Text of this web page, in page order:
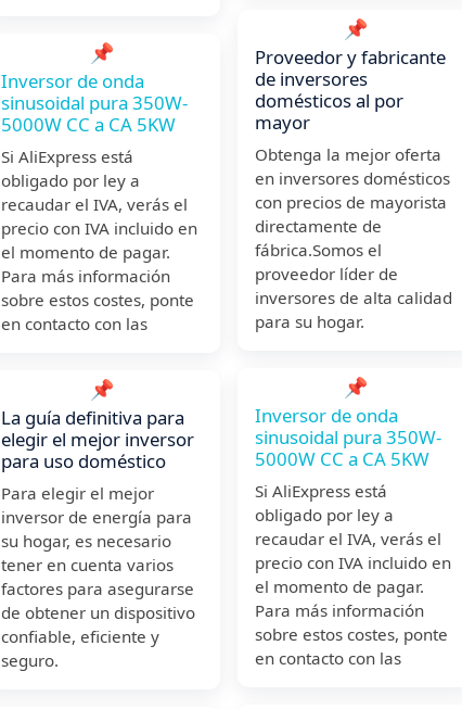
📌
Inversor de onda
sinusoidal pura 350W-
5000W CC a CA 5KW
Si AliExpress está
obligado por ley a
recaudar el IVA, verás el
precio con IVA incluido en
el momento de pagar.
Para más información
sobre estos costes, ponte
en contacto con las
📌
La guía definitiva para
elegir el mejor inversor
para uso doméstico
Para elegir el mejor
inversor de energía para
su hogar, es necesario
tener en cuenta varios
factores para asegurarse
de obtener un dispositivo
confiable, eficiente y
seguro.
📌
Proveedor y fabricante
de inversores
domésticos al por
mayor
Obtenga la mejor oferta
en inversores domésticos
con precios de mayorista
directamente de
fábrica.Somos el
proveedor líder de
inversores de alta calidad
para su hogar.
📌
Inversor de onda
sinusoidal pura 350W-
5000W CC a CA 5KW
Si AliExpress está
obligado por ley a
recaudar el IVA, verás el
precio con IVA incluido en
el momento de pagar.
Para más información
sobre estos costes, ponte
en contacto con las